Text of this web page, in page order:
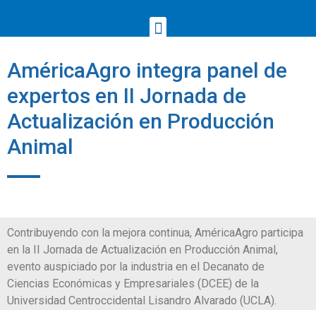
AméricaAgro integra panel de
expertos en II Jornada de
Actualización en Producción
Animal
Contribuyendo con la mejora continua, AméricaAgro participa
en la II Jornada de Actualización en Producción Animal,
evento auspiciado por la industria en el Decanato de
Ciencias Económicas y Empresariales (DCEE) de la
Universidad Centroccidental Lisandro Alvarado (UCLA).